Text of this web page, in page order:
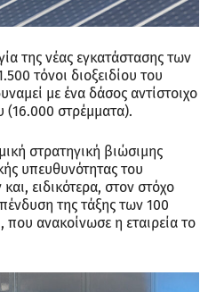
της νέας εγκατάστασης των
τόνοι διοξειδίου του
με ένα δάσος αντίστοιχο
(16.000 στρέμματα).
στρατηγική βιώσιμης
υπευθυνότητας του
ειδικότερα, στον στόχο
της τάξης των 100
ανακοίνωσε η εταιρεία το